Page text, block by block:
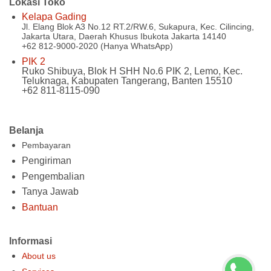
Belanja
Pembayaran
Pengiriman
Pengembalian
Tanya Jawab
Bantuan
Informasi
About us
Lokasi Toko
Kelapa Gading
Jl. Elang Blok A3 No.12 RT.2/RW.6, Sukapura, Kec. Cilincing,
Jakarta Utara, Daerah Khusus Ibukota Jakarta 14140
+62 812-9000-2020 (Hanya WhatsApp)
PIK 2
Ruko Shibuya, Blok H SHH No.6 PIK 2, Lemo, Kec.
Teluknaga, Kabupaten Tangerang, Banten 15510
+62 811-8115-090